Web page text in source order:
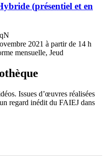
(présentiel et en
2021 à partir de 14 h
mensuelle, Jeud
Issues d’œuvres réalisées
regard inédit du FAIEJ dans